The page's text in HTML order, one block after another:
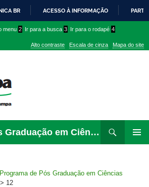
PARA
CONTEÚDO
BR ACESSO À INFORMAÇÃO
menu 2 Ir para a busca 3 Ir para o rodapé 4
Alto contraste Escala de cinza Mapa do site
Programa de Pós Graduação em Ciências Biológicas
para
Programa de Pós Graduação em Ciências
> 12